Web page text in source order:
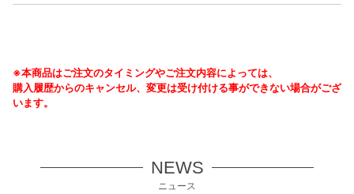
※本商品はご注文のタイミングやご注文内容によっては、
購入履歴からのキャンセル、変更は受け付ける事ができない場合がござ
います。
NEWS
ニュース